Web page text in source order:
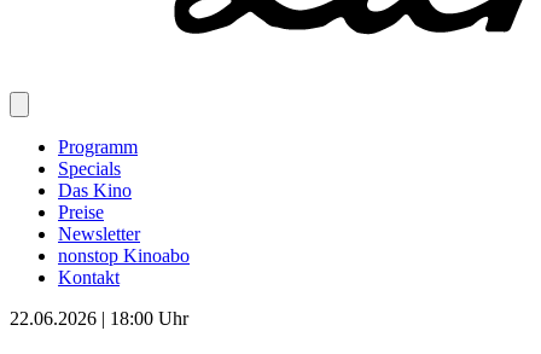
Programm
Specials
Das Kino
Preise
Newsletter
nonstop Kinoabo
Kontakt
22.06.2026 | 18:00 Uhr